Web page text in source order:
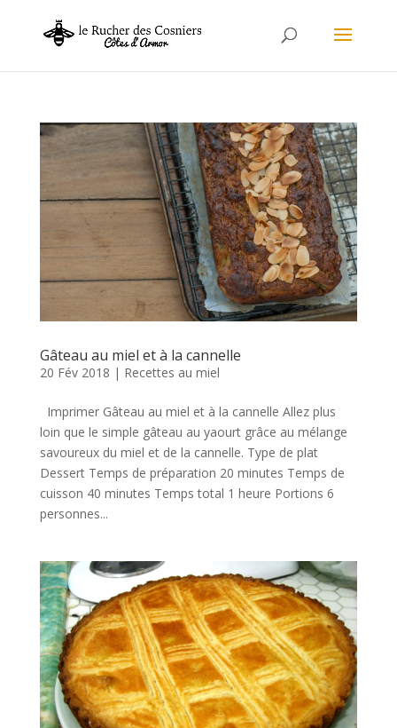
Gâteau au miel et à la cannelle
20 Fév 2018 | Recettes au miel
Imprimer Gâteau au miel et à la cannelle Allez plus
loin que le simple gâteau au yaourt grâce au mélange
savoureux du miel et de la cannelle. Type de plat
Dessert Temps de préparation 20 minutes Temps de
cuisson 40 minutes Temps total 1 heure Portions 6
personnes...